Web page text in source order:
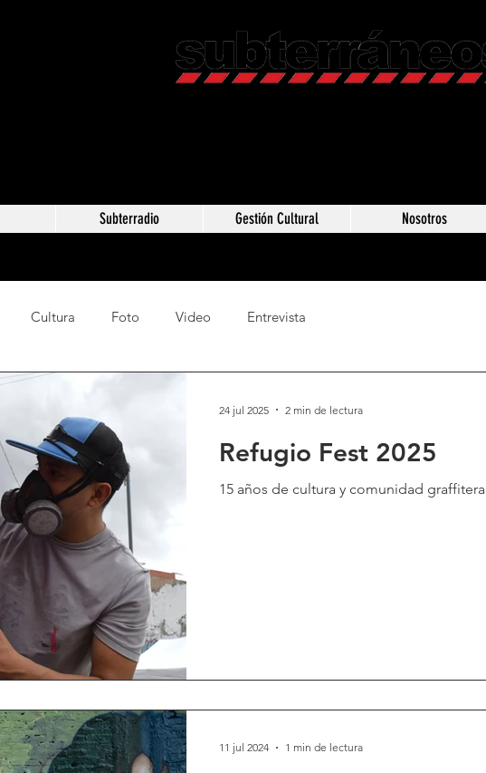
Subterradio Gestión Cultural Nosotros
Cultura Foto Video Entrevista
Refugio Fest 2025
15 años de cultura y comunidad graffitera
24 jul 2025 2 min de lectura
11 jul 2024 1 min de lectura